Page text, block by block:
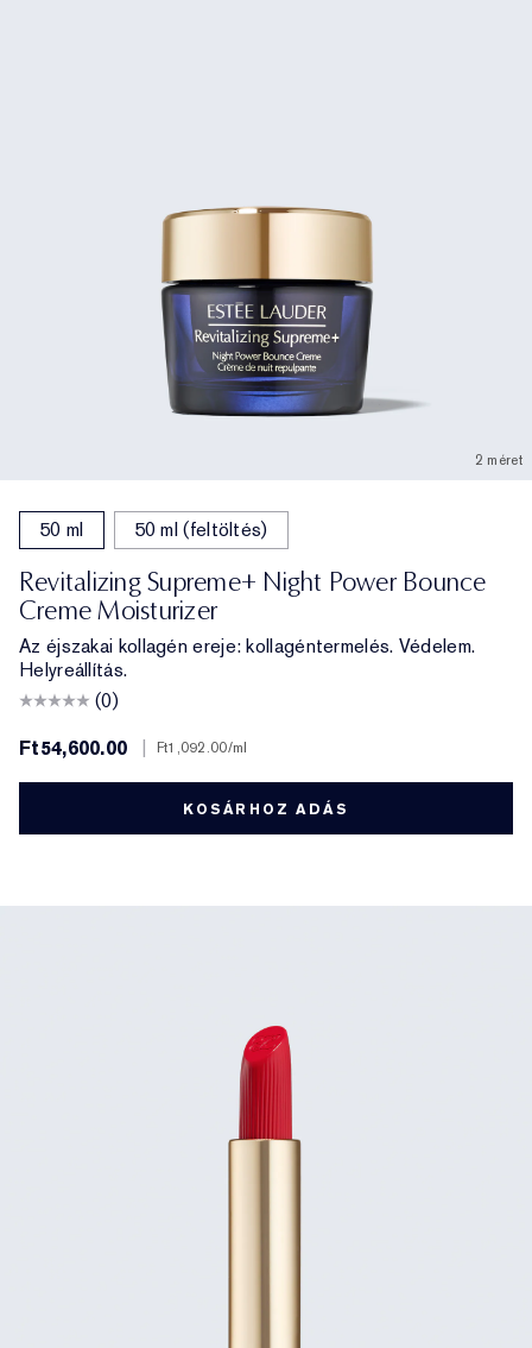
2 méret
50 ml 50 ml (feltöltés)
Revitalizing Supreme+ Night Power Bounce
Creme Moisturizer
Az éjszakai kollagén ereje: kollagéntermelés. Védelem.
Helyreállítás.
(0)
Ft54,600.00
| Ft1,092.00/ml
KOSÁRHOZ ADÁS